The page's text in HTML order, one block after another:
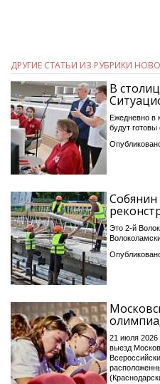
ДРУГИЕ СТАТЬИ ИЗ РУБРИКИ
В
Ежедневно в
будут
Собянин
Это 2-й
21 июля 2026
выезд